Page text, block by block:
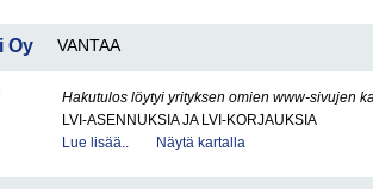
Oy VANTAA
Hakutulos löytyi yrityksen omien www-sivujen
LVI-ASENNUKSIA JA LVI-KORJAUKSIA
Lue lisää..
Näytä kartalla